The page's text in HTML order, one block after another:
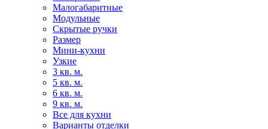
Малогабаритные
Модульные
Скрытые ручки
Размер
Мини-кухни
Узкие
3 кв. м.
5 кв. м.
6 кв. м.
9 кв. м.
Все для кухни
Варианты отделки